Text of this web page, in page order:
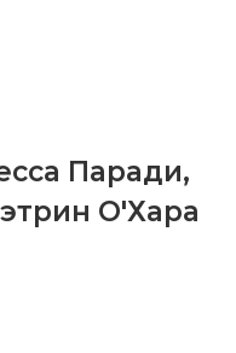
Паради,
О'Хара